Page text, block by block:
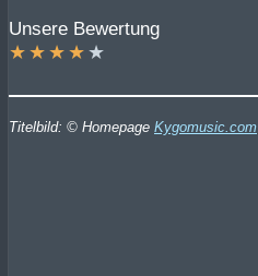
Unsere Bewertung
★ ★ ★ ★ ★
Titelbild: © Homepage Kygomusic.com